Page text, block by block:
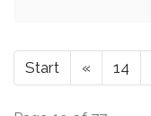
Start « 14